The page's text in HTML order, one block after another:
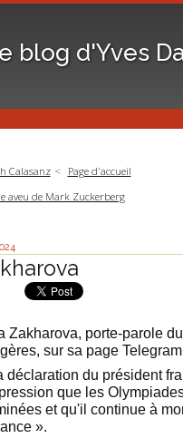
blog d'Yves
Calasanz
Page d'accueil
aveu de Mark Zuckerberg
Zakharova, porte-parole
sur sa page Telegram
déclaration du président
que les
et qu'il continue à
».